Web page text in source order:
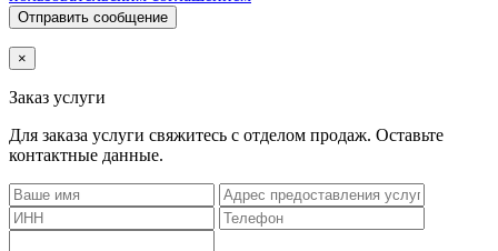
Отправить сообщение
×
Заказ услуги
Для заказа услуги свяжитесь с отделом продаж. Оставьте
контактные данные.